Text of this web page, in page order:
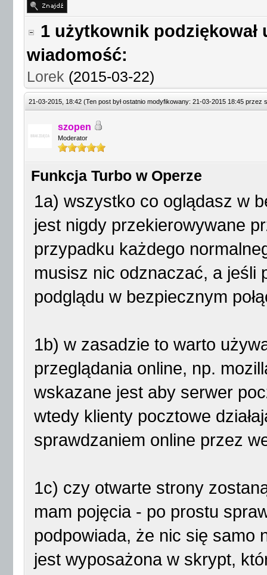
1 użytkownik
wiadomość:
Lorek (2015-03-22)
21-03-2015, 18:42 (Ten post był ostatnio modyfikowany: 21-03-2015 18:45 przez
szopen
Moderator
Funkcja Turbo w Operze
1a) wszystko co oglądasz w
jest nigdy przekierowywane
przypadku każdego
musisz nic odznaczać, a jeśli
podglądu w bezpiecznym
1b) w zasadzie to warto
przeglądania online, np.
wskazane jest aby serwer
wtedy klienty pocztowe
sprawdzaniem online przez
1c) czy otwarte strony
mam pojęcia - po prostu
podpowiada, że nic się samo
jest wyposażona w skrypt,